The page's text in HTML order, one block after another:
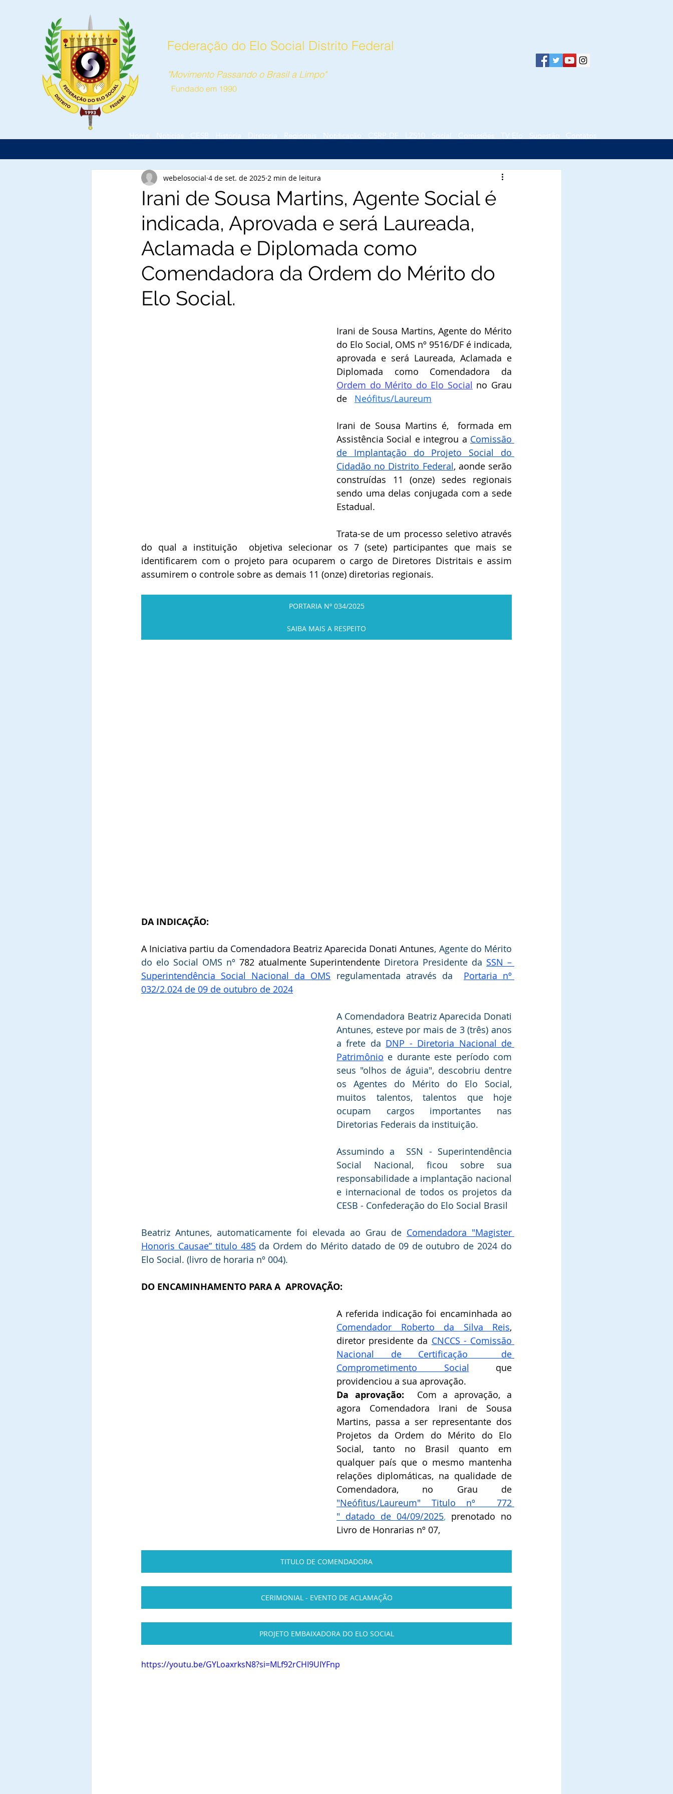
"Movimento Passando o Brasil a Limpo"
Fundado em 1990
Home Notícias CESB História Diretoria Regionais Notificação CSRP-DF LZS10 Social Comissões TV Elo Sugestão Contatos
Federação do Elo Social Distrito Federal
Irani de Sousa Martins, Agente Social é
indicada, Aprovada e será Laureada,
Aclamada e Diplomada como
Comendadora da Ordem do Mérito do
Elo Social.
webelosocial 4 de set. de 2025 2 min de leitura
Irani de Sousa Martins, Agente do Mérito
do Elo Social, OMS nº 9516/DF é indicada,
aprovada e será Laureada, Aclamada e
Ordem do Mérito do Elo Social no Grau
de Neófitus/Laureum
Irani de Sousa Martins é,  formada em
Assistência Social e integrou a Comissão
de Implantação do Projeto Social do
Cidadão no Distrito Federal, aonde serão
construídas 11 (onze) sedes regionais
sendo uma delas conjugada com a sede
Estadual.
Trata-se de um processo seletivo através
do qual a instituição  objetiva selecionar os 7 (sete) participantes que mais se
identificarem com o projeto para ocuparem o cargo de Diretores Distritais e assim
assumirem o controle sobre as demais 11 (onze) diretorias regionais.
PORTARIA Nº 034/2025
SAIBA MAIS A RESPEITO
DA INDICAÇÃO:
A Iniciativa partiu da Comendadora Beatriz Aparecida Donati Antunes, Agente do Mérito
do elo Social OMS nº 782 atualmente Superintendente Diretora Presidente da SSN –
Superintendência Social Nacional da OMS regulamentada através da Portaria nº
032/2.024 de 09 de outubro de 2024
A Comendadora Beatriz Aparecida Donati
Antunes, esteve por mais de 3 (três) anos
a frete da DNP - Diretoria Nacional de
Patrimônio e durante este período com
seus "olhos de águia", descobriu dentre
os Agentes do Mérito do Elo Social,
muitos talentos, talentos que hoje
ocupam cargos importantes nas
Diretorias Federais da instituição.
Assumindo a  SSN - Superintendência
Social Nacional, ficou sobre sua
responsabilidade a implantação nacional
e internacional de todos os projetos da
CESB - Confederação do Elo Social Brasil
Beatriz Antunes, automaticamente foi elevada ao Grau de Comendadora "Magister
Honoris Causae” titulo 485 da Ordem do Mérito datado de 09 de outubro de 2024 do
Elo Social. (livro de horaria nº 004).
DO ENCAMINHAMENTO PARA A  APROVAÇÃO:
Comendador Roberto da Silva Reis,
diretor presidente da CNCCS - Comissão
Nacional de Certificação  de
Comprometimento Social
que
providenciou a sua aprovação.
Da aprovação: Com a aprovação, a
agora Comendadora Irani de Sousa
Martins, passa a ser representante dos
Projetos da Ordem do Mérito do Elo
Social, tanto no Brasil quanto em
qualquer país que o mesmo mantenha
relações diplomáticas, na qualidade de
"Neófitus/Laureum" Titulo nº  772
" datado de 04/09/2025, prenotado no
Livro de Honrarias nº 07,
TITULO DE COMENDADORA
CERIMONIAL - EVENTO DE ACLAMAÇÃO
PROJETO EMBAIXADORA DO ELO SOCIAL
https://youtu.be/GYLoaxrksN8?si=MLf92rCHI9UIYFnp